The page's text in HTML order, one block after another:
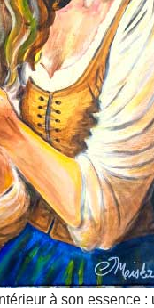
à son essence